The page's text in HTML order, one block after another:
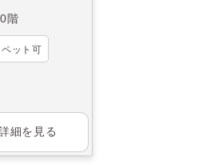
階
ペット可
細を見る